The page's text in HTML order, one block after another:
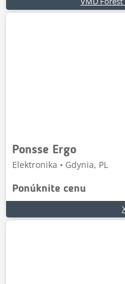
Ponsse Ergo
Elektronika • Gdynia, PL
Ponúknite cenu